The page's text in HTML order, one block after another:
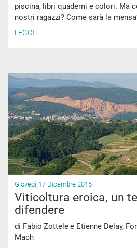
piscina, libri quaderni e colori. Ma
nostri ragazzi? Come sarà la
LEGGI
Giovedì, 17 Dicembre 2015
Viticoltura eroica, un
difendere
di Fabio Zottele e Etienne Delay,
Mach